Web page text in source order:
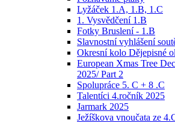
Lyžáček 1.A, 1.B, 1.C
1. Vysvědčení 1.B
Fotky Bruslení - 1.B
Slavnostní vyhlášení
Okresní kolo Dějepisné
European Xmas Tree
2025/ Part 2
Spolupráce 5. C + 8 .C
Talentíci 4.ročník 2025
Jarmark 2025
Ježíškova vnoučata ze